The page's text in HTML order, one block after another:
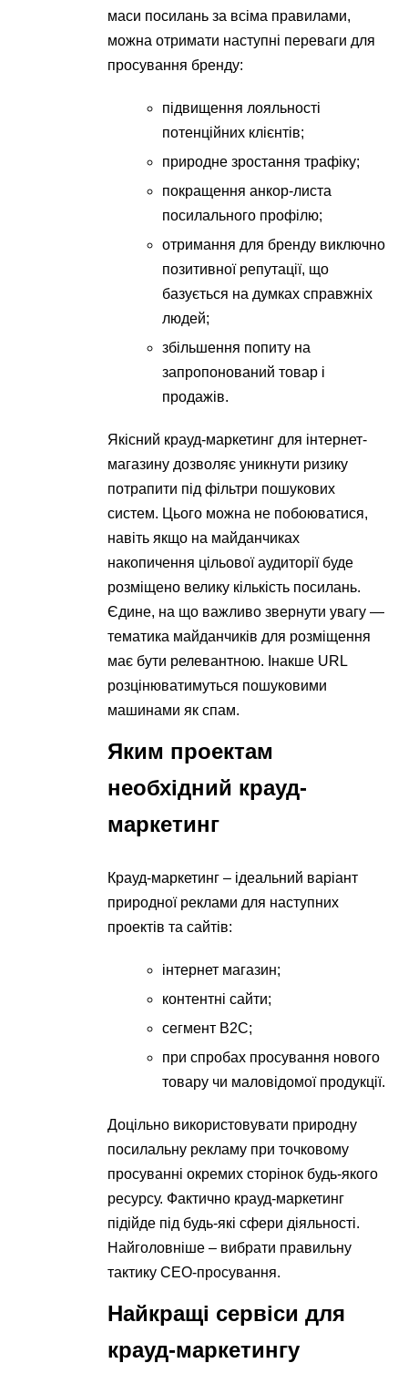
маси посилань за всіма правилами,
можна отримати наступні переваги для
просування бренду:
підвищення лояльності
потенційних клієнтів;
природне зростання трафіку;
покращення анкор-листа
посилального профілю;
отримання для бренду виключно
позитивної репутації, що
базується на думках справжніх
людей;
збільшення попиту на
запропонований товар і
продажів.
Якісний крауд-маркетинг для інтернет-
магазину дозволяє уникнути ризику
потрапити під фільтри пошукових
систем. Цього можна не побоюватися,
навіть якщо на майданчиках
накопичення цільової аудиторії буде
розміщено велику кількість посилань.
Єдине, на що важливо звернути увагу —
тематика майданчиків для розміщення
має бути релевантною. Інакше URL
розцінюватимуться пошуковими
машинами як спам.
Яким проектам
необхідний крауд-
маркетинг
Крауд-маркетинг – ідеальний варіант
природної реклами для наступних
проектів та сайтів:
інтернет магазин;
контентні сайти;
сегмент В2С;
при спробах просування нового
товару чи маловідомої продукції.
Доцільно використовувати природну
посилальну рекламу при точковому
просуванні окремих сторінок будь-якого
ресурсу. Фактично крауд-маркетинг
підійде під будь-які сфери діяльності.
Найголовніше – вибрати правильну
тактику СЕО-просування.
Найкращі сервіси для
крауд-маркетингу